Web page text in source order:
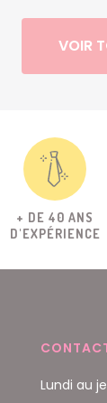
VOIR
+ DE 40 ANS
D'EXPÉRIENCE
Lundi au